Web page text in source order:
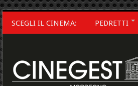
SCEGLI IL CINEMA: PEDRETTI